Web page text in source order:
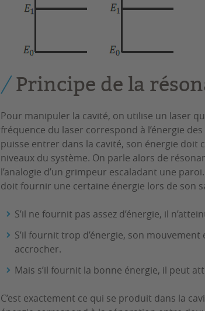
Principe de la
Pour manipuler la cavité, on utilise un laser
fréquence du laser correspond à l’énergie
puisse entrer dans la cavité, son énergie doit
niveaux du système. On parle alors de
l’analogie d’un grimpeur escaladant une
doit fournir une certaine énergie lors de son
S’il ne fournit pas assez d’énergie, il
S’il fournit trop d’énergie, son
accrocher.
Mais s’il fournit la bonne énergie, il peut
C’est exactement ce qui se produit dans la